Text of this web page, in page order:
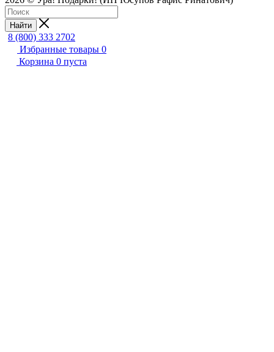
Найти
8 (800) 333 2702
Избранные товары 0
Корзина 0 пуста